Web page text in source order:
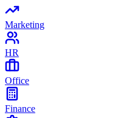
Marketing
HR
Office
Finance